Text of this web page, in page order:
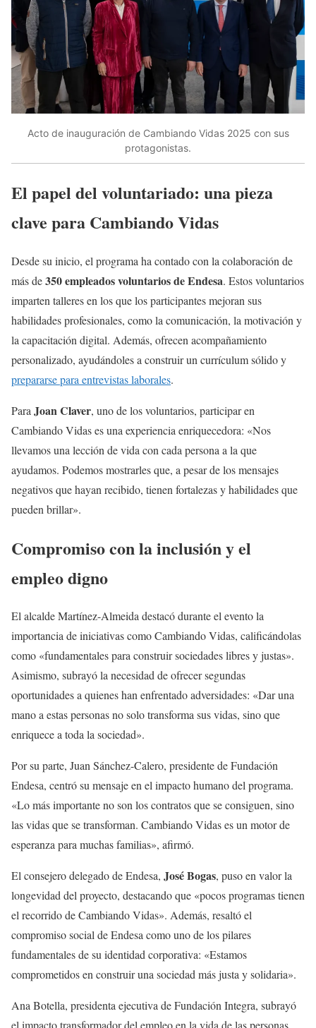
Acto de inauguración de Cambiando Vidas 2025 con sus
protagonistas.
El papel del voluntariado: una pieza
clave para Cambiando Vidas
Desde su inicio, el programa ha contado con la colaboración de
más de350 empleados voluntarios de Endesa. Estos voluntarios
imparten talleres en los que los participantes mejoran sus
habilidades profesionales, como la comunicación, la motivación y
la capacitación digital. Además, ofrecen acompañamiento
personalizado, ayudándoles a construir un currículum sólido y
prepararse para entrevistas laborales.
Para Joan Claver, uno de los voluntarios, participar en
Cambiando Vidas es una experiencia enriquecedora: «Nos
llevamos una lección de vida con cada persona a la que
ayudamos. Podemos mostrarles que, a pesar de los mensajes
negativos que hayan recibido, tienen fortalezas y habilidades que
pueden brillar».
Compromiso con la inclusión y el
empleo digno
El alcalde Martínez-Almeida destacó durante el evento la
importancia de iniciativas como Cambiando Vidas, calificándolas
como «fundamentales para construir sociedades libres y justas».
Asimismo, subrayó la necesidad de ofrecer segundas
oportunidades a quienes han enfrentado adversidades: «Dar una
mano a estas personas no solo transforma sus vidas, sino que
enriquece a toda la sociedad».
Por su parte, Juan Sánchez-Calero, presidente de Fundación
Endesa, centró su mensaje en el impacto humano del programa.
«Lo más importante no son los contratos que se consiguen, sino
las vidas que se transforman. Cambiando Vidas es un motor de
esperanza para muchas familias», afirmó.
El consejero delegado de Endesa, José Bogas, puso en valor la
longevidad del proyecto, destacando que «pocos programas tienen
el recorrido de Cambiando Vidas». Además, resaltó el
compromiso social de Endesa como uno de los pilares
fundamentales de su identidad corporativa: «Estamos
comprometidos en construir una sociedad más justa y solidaria».
Ana Botella, presidenta ejecutiva de Fundación Integra, subrayó